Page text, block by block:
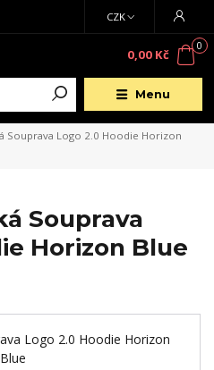
Menu
CZK
0
0,00 Kč
Souprava Logo 2.0 Hoodie Horizon
Souprava
Horizon Blue